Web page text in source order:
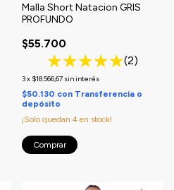
Malla Short Natacion GRIS
PROFUNDO
$55.700
(2)
3x $18.566,67 sin interés
$50.130 con Transferencia o
depósito
¡Solo quedan 4 en stock!
Comprar